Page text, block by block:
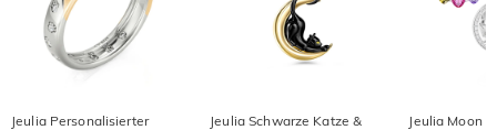
Jeulia Personalisierter
Jeulia Schwarze Katze &
Jeulia Moon